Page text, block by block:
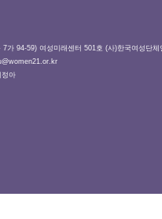
가 94-59) 여성미래센터 501호 (사)한국여성단체
정아